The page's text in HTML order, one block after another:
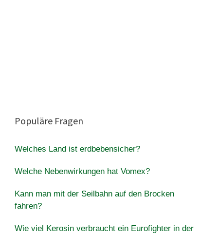
Populäre Fragen
Welches Land ist erdbebensicher?
Welche Nebenwirkungen hat Vomex?
Kann man mit der Seilbahn auf den Brocken
fahren?
Wie viel Kerosin verbraucht ein Eurofighter in der